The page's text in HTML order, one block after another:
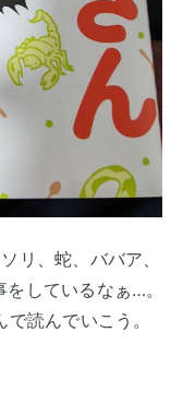
リ、蛇、ババア、
をしているなぁ…。
読んでいこう。